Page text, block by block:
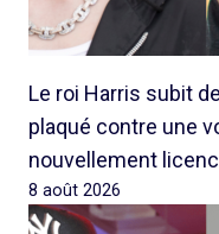
Le roi Harris subit
plaqué contre une
nouvellement
8 août 2026